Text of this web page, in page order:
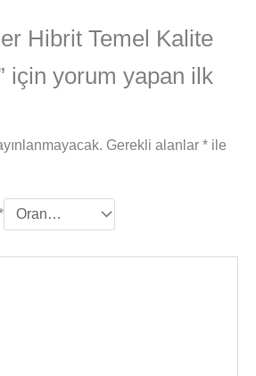
Hibrit Temel Kalite
için yorum yapan ilk
Gerekli alanlar * ile